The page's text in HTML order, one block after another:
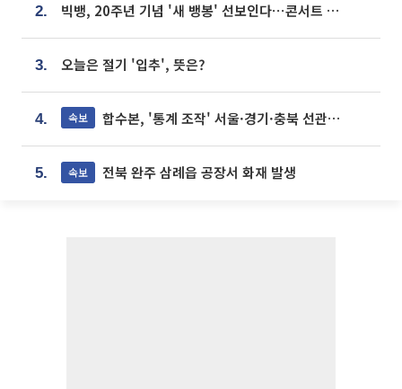
2. 빅뱅, 20주년 기념 '새 뱅봉' 선보인다⋯콘서트 앞두고 팝업 개최
3. 오늘은 절기 '입추', 뜻은?
4. 속보 합수본, '통계 조작' 서울·경기·충북 선관위 등 추가 압수수색
5. 속보 전북 완주 삼례읍 공장서 화재 발생